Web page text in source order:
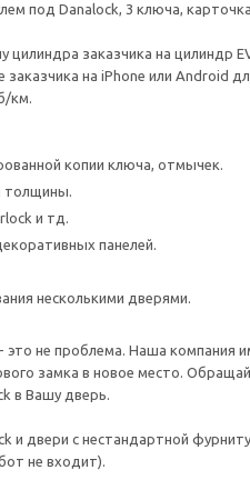
под Danalock, 3 ключа,
цилиндра заказчика на цилиндр
на iPhone или Android
км.
копии ключа, отмычек.
толщины.
и тд.
панелей.
несколькими дверями.
- это не проблема. Наша компания
замка в новое место.
в Вашу дверь.
и двери с нестандартной
не входит).